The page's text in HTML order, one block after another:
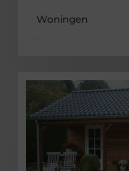
Woningen